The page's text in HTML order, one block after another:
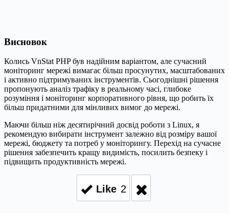
Висновок
Колись VnStat PHP був надійним варіантом, але сучасний
моніторинг мережі вимагає більш просунутих, масштабованих
і активно підтримуваних інструментів. Сьогоднішні рішення
пропонують аналіз трафіку в реальному часі, глибоке
розуміння і моніторинг корпоративного рівня, що робить їх
більш придатними для мінливих вимог до мережі.
Маючи більш ніж десятирічний досвід роботи з Linux, я
рекомендую вибирати інструмент залежно від розміру вашої
мережі, бюджету та потреб у моніторингу. Перехід на сучасне
рішення забезпечить кращу видимість, посилить безпеку і
підвищить продуктивність мережі.
Like 2